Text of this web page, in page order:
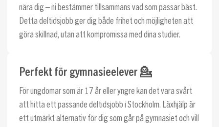
nära dig – ni bestämmer tillsammans vad som passar bäst.
Detta deltidsjobb ger dig både frihet och möjligheten att
göra skillnad, utan att kompromissa med dina studier.
Perfekt för gymnasieelever 💁
För ungdomar som är 17 år eller yngre kan det vara svårt
att hitta ett passande deltidsjobb i Stockholm. Läxhjälp är
ett utmärkt alternativ för dig som går på gymnasiet och vill